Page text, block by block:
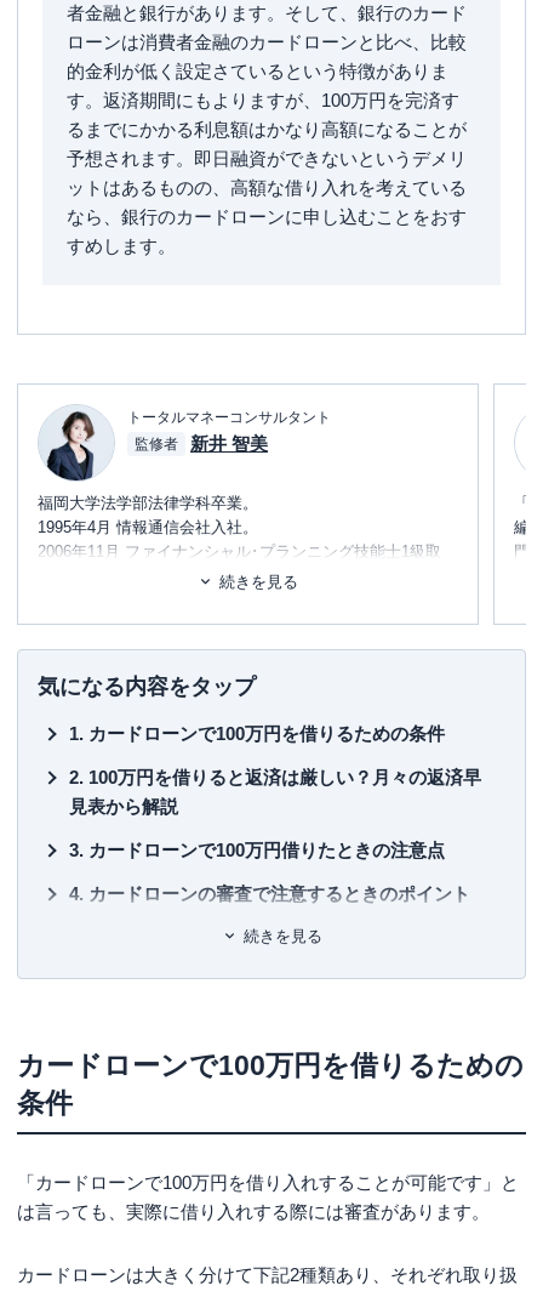
者金融と銀行があります。そして、銀行のカード
ローンは消費者金融のカードローンと比べ、比較
的金利が低く設定さているという特徴がありま
す。返済期間にもよりますが、100万円を完済す
るまでにかかる利息額はかなり高額になることが
予想されます。即日融資ができないというデメリ
ットはあるものの、高額な借り入れを考えている
なら、銀行のカードローンに申し込むことをおす
すめします。
トータルマネーコンサルタント
監修者
新井 智美
福岡大学法学部法律学科卒業。
1995年4月 情報通信会社入社。
2006年11月 ファイナンシャル･プランニング技能士1級取
コンサルタントとして個人向け相談（資産運用・保険診
断・税金相談・相続対策・家計診断・ローン・住宅購入の
アドバイス）を行う他、資産運用など上記相談内容にまつ
わるセミナー講師（企業向け・サークル、団体向け）を行
うと同時に金融メディアへの執筆および監修も行い、現在
年間200本以上の執筆および監修をこなしている。これまで
の執筆および監修実績 は1,000本以上に及ぶ。
監修実績
融資とは？出資や投資との違いや種類についてわ
かりやすく解説
め！種類や方法、注意点を解説
続きを見る
「
編
門
め
気になる内容をタップ
カードローンで100万円を借りるための条件
100万円を借りると返済は厳しい？月々の返済早
見表から解説
カードローンで100万円借りたときの注意点
カードローンの審査で注意するときのポイント
カードローンで100万円借りる際のおすすめ銀行
カードローンで100万円借りたいのですが、年収
まとめ
続きを見る
カードローンで100万円を借りるための
条件
「カードローンで100万円を借り入れすることが可能です」と
は言っても、実際に借り入れする際には審査があります。
カードローンは大きく分けて下記2種類あり、それぞれ取り扱